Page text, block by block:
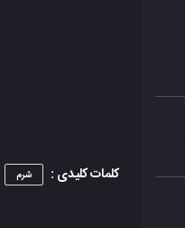
کلمات کلیدی : شرم